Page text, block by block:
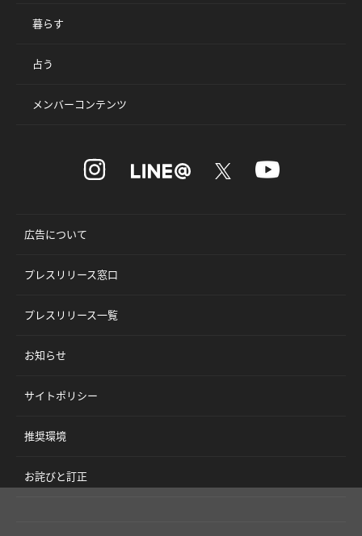
暮らす
占う
メンバーコンテンツ
広告について
プレスリリース窓口
プレスリリース一覧
お知らせ
サイトポリシー
推奨環境
お詫びと訂正